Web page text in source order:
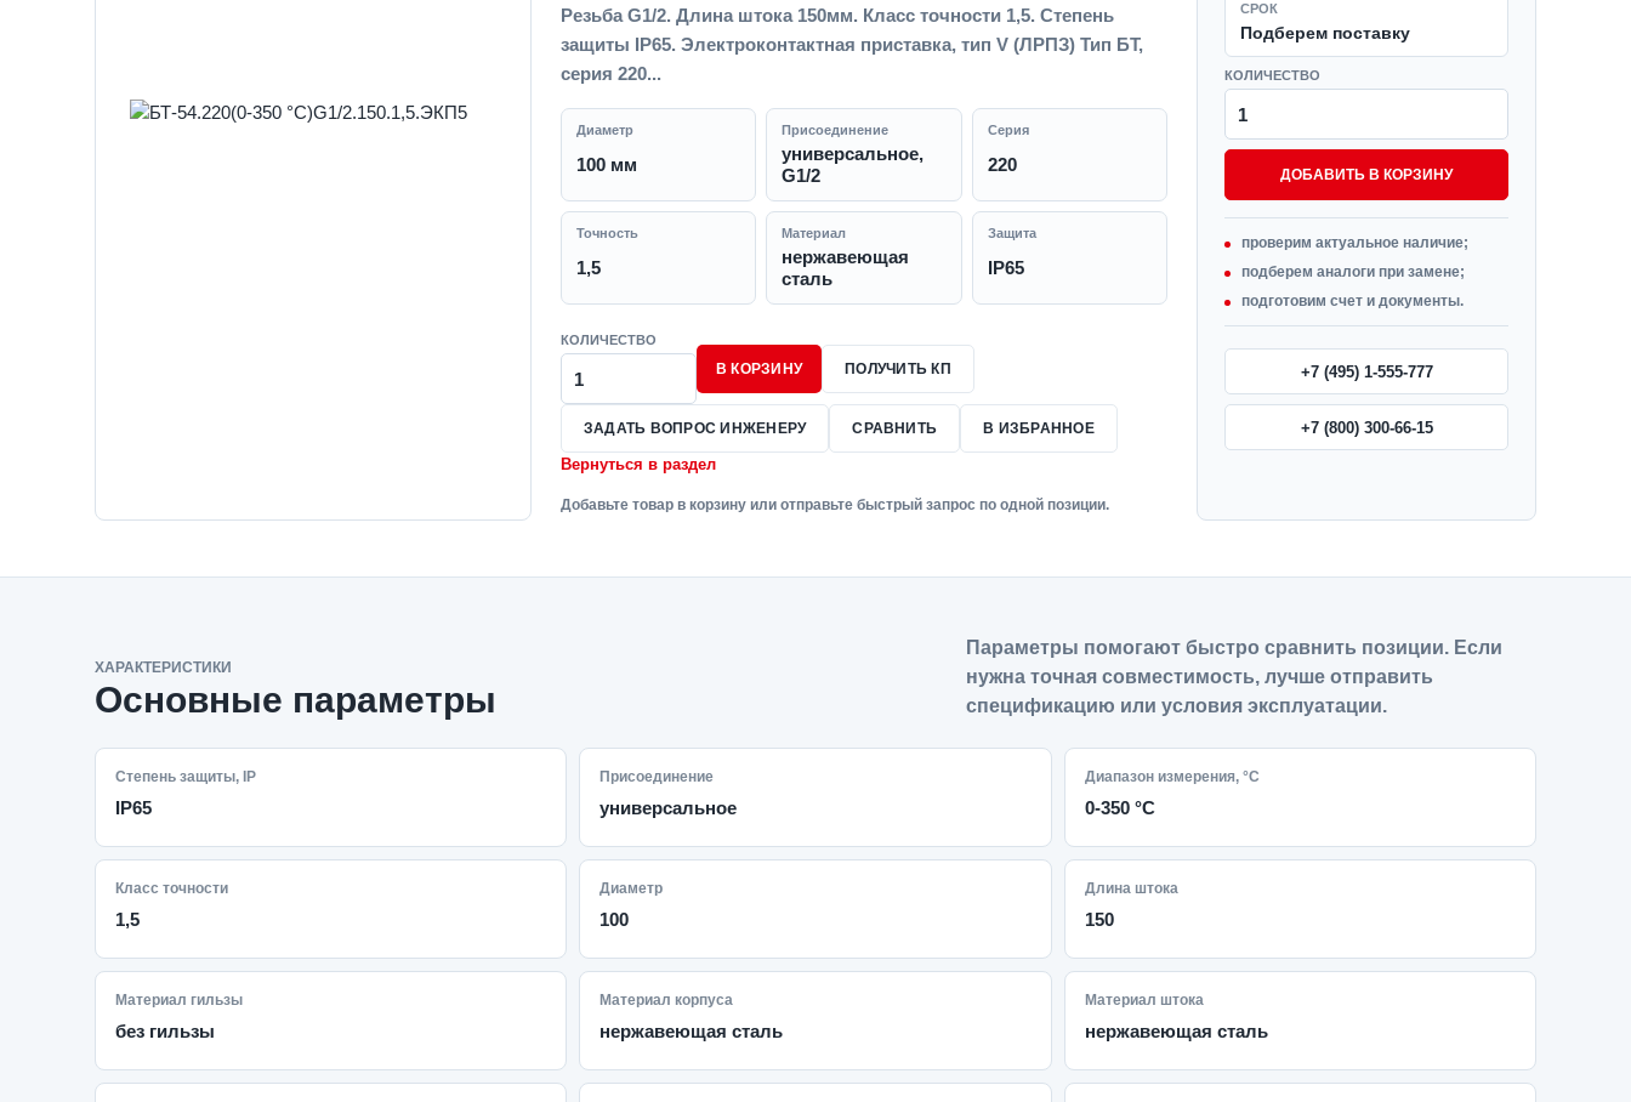
Резьба G1/2. Длина штока 150мм. Класс точности 1,5. Степень
защиты IP65. Электроконтактная приставка, тип V (ЛРПЗ) Тип БТ,
серия 220...
Диаметр
100 мм
Присоединение
универсальное,
G1/2
Серия
220
Точность
1,5
Материал
нержавеющая
сталь
Защита
IP65
КОЛИЧЕСТВО
В КОРЗИНУ ПОЛУЧИТЬ КП
ЗАДАТЬ ВОПРОС ИНЖЕНЕРУ СРАВНИТЬ В ИЗБРАННОЕ
Вернуться в раздел
Добавьте товар в корзину или отправьте быстрый запрос по одной позиции.
СРОК
Подберем поставку
КОЛИЧЕСТВО
ДОБАВИТЬ В КОРЗИНУ
проверим актуальное наличие;
подберем аналоги при замене;
подготовим счет и документы.
+7 (495) 1-555-777
+7 (800) 300-66-15
ХАРАКТЕРИСТИКИ
Основные параметры
Параметры помогают быстро сравнить позиции. Если
нужна точная совместимость, лучше отправить
спецификацию или условия эксплуатации.
Степень защиты, IP
IP65
Присоединение
универсальное
Диапазон измерения, °С
0-350 °С
Класс точности
1,5
Диаметр
100
Длина штока
150
Материал гильзы
без гильзы
Материал корпуса
нержавеющая сталь
Материал штока
нержавеющая сталь